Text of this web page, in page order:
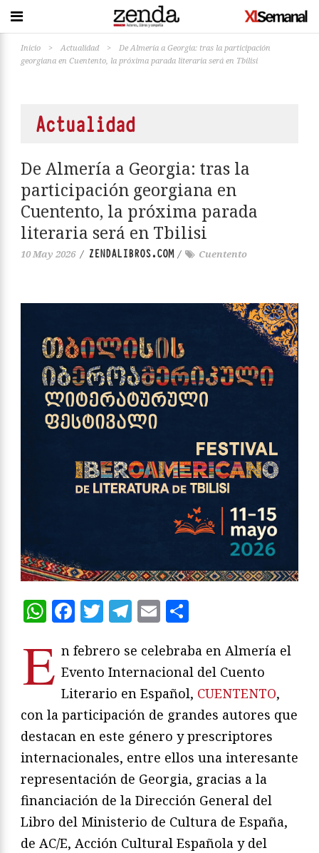
Inicio > Actualidad >
De Almería a Georgia: tras la participación
georgiana en Cuentento, la próxima parada literaria será en Tbilisi
Actualidad
De Almería a Georgia: tras la
participación georgiana en
Cuentento, la próxima parada
literaria será en Tbilisi
10 May 2026 / ZENDALIBROS.COM/ Cuentento
WhatsApp
Facebook
Twitter
Telegram
Email
E n febrero se celebraba en Almería el
Evento Internacional del Cuento
Literario en Español, CUENTENTO,
con la participación de grandes autores que
destacan en este género y prescriptores
internacionales, entre ellos una interesante
representación de Georgia, gracias a la
financiación de la Dirección General del
Libro del Ministerio de Cultura de España,
de AC/E, Acción Cultural Española y del